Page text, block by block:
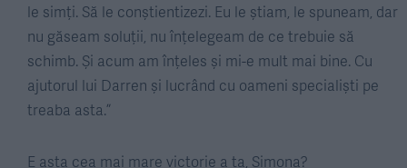
le simți. Să le conștientizezi. Eu le știam, le spuneam, dar
nu găseam soluții, nu înțelegeam de ce trebuie să
schimb. Și acum am înțeles și mi-e mult mai bine. Cu
ajutorul lui Darren și lucrând cu oameni specialiști pe
treaba asta.”
E asta cea mai mare victorie a ta, Simona?